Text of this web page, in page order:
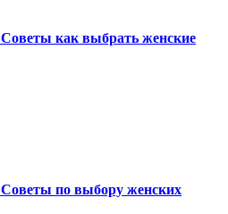
Советы как выбрать женские
Советы по выбору женских